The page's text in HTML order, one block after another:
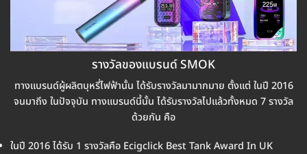
รางวัลของแบรนด์ SMOK
ทางแบรนด์ผู้ผลิตบุหรี่ไฟฟ้านั้น ได้รับรางวัลมามากมาย ตั้งแต่ ในปี 2016
จนมาถึง ในปัจจุบัน ทางแบรนด์นี้นั้น ได้รับรางวัลไปแล้วทั้งหมด 7 รางวัล
ด้วยกัน คือ
ในปี 2016 ได้รับ 1 รางวัลคือ Ecigclick Best Tank Award In UK